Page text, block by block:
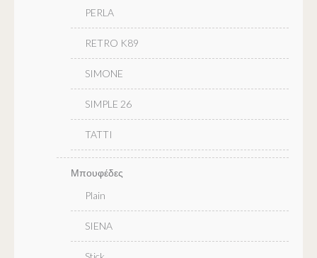
PERLA
RETRO K89
SIMONE
SIMPLE 26
TATTI
Μπουφέδες
Plain
SIENA